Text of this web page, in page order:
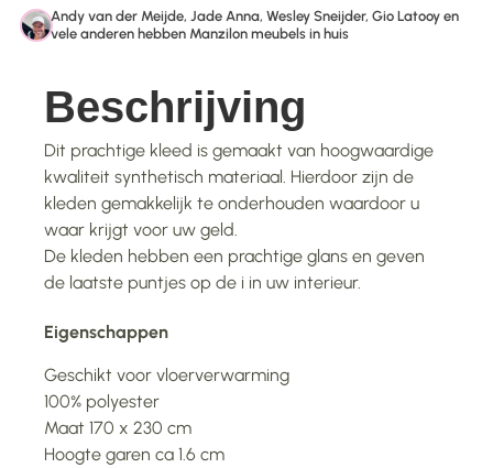
Andy van der Meijde, Jade Anna, Wesley Sneijder, Gio Latooy en
vele anderen hebben Manzilon meubels in huis
Beschrijving
Dit prachtige kleed is gemaakt van hoogwaardige
kwaliteit synthetisch materiaal. Hierdoor zijn de
kleden gemakkelijk te onderhouden waardoor u
waar krijgt voor uw geld.
De kleden hebben een prachtige glans en geven
de laatste puntjes op de i in uw interieur.
Eigenschappen
Geschikt voor vloerverwarming
100% polyester
Maat 170 x 230 cm
Hoogte garen ca 1.6 cm